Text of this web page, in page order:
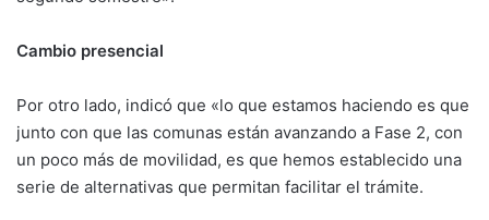
Cambio presencial
Por otro lado, indicó que «lo que estamos haciendo es que
junto con que las comunas están avanzando a Fase 2, con
un poco más de movilidad, es que hemos establecido una
serie de alternativas que permitan facilitar el trámite.